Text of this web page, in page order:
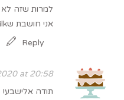
למרות שזה
אני חושבת שButtermilk זה רוויון.
Reply
at 20:58
תודה